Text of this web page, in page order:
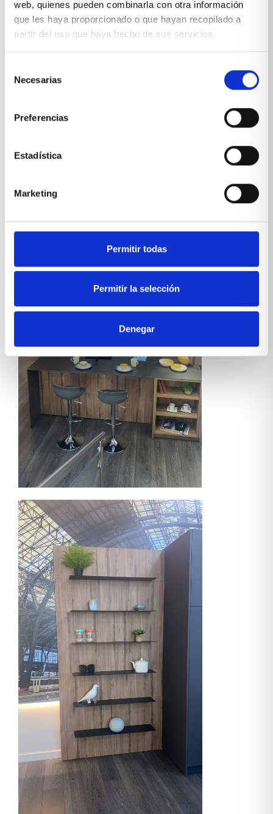
web, quienes pueden combinarla con otra información
que les haya proporcionado o que hayan recopilado a
partir del uso que haya hecho de sus servicios.
Necesarias
Preferencias
Estadística
Marketing
Permitir todas
Permitir la selección
Denegar